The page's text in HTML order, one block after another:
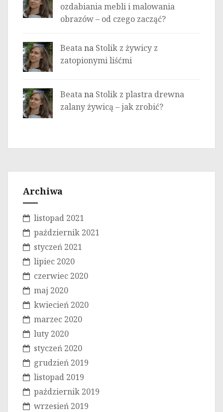
ozdabiania mebli i malowania
obrazów – od czego zacząć?
Beatana Stolik z żywicy z
zatopionymi liśćmi
Beatana Stolik z plastra drewna
zalany żywicą – jak zrobić?
Archiwa
listopad 2021
październik 2021
styczeń 2021
lipiec 2020
czerwiec 2020
maj 2020
kwiecień 2020
marzec 2020
luty 2020
styczeń 2020
grudzień 2019
listopad 2019
październik 2019
wrzesień 2019